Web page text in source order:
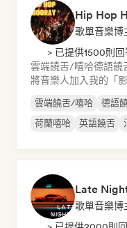
歌單音樂博
> 已提供1500則回
雲端饒舌/嘻哈德語饒
將音樂人加入我的「
雲端饒舌/嘻哈 德語
荷蘭嘻哈
英語饒舌
Late
歌單音樂博